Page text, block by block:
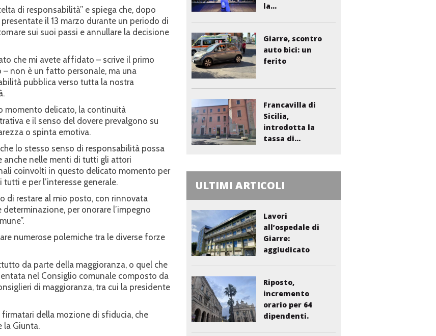
di responsabilità” e spiega che, dopo
il 13 marzo durante un periodo di
sui suoi passi e annullare la decisione
che mi avete affidato – scrive il primo
– non è un fatto personale, ma una
pubblica verso tutta la nostra
momento delicato, la continuità
e il senso del dovere prevalgono su
o spinta emotiva.
lo stesso senso di responsabilità possa
anche nelle menti di tutti gli attori
coinvolti in questo delicato momento per
tutti e per l’interesse generale.
di restare al mio posto, con rinnovata
determinazione, per onorare l’impegno
numerose polemiche tra le diverse forze
da parte della maggioranza, o quel che
nel Consiglio comunale composto da
di maggioranza, tra cui la presidente
della mozione di sfiducia, che
la Giunta.
la...
Giarre, scontro
auto bici: un
ferito
Francavilla di
Sicilia,
introdotta la
tassa di...
ULTIMI ARTICOLI
Lavori
all’ospedale di
Giarre:
aggiudicato
Riposto,
incremento
orario per 64
dipendenti.